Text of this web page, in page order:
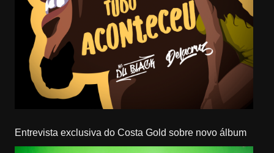
Entrevista exclusiva do Costa Gold sobre novo álbum